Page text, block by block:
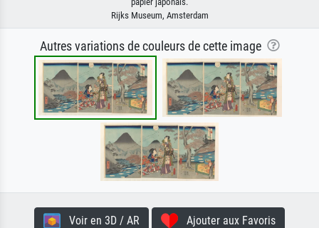
Rijks Museum, Amsterdam
Autres variations de couleurs de cette image
Voir en 3D / AR Ajouter aux Favoris